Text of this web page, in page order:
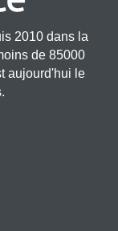
2010 dans la
de 85000
aujourd'hui le